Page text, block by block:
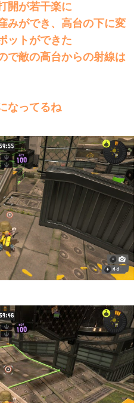
開が若干楽に
みができ、高台の下に変
ットができた
で敵の高台からの射線は
なってるね